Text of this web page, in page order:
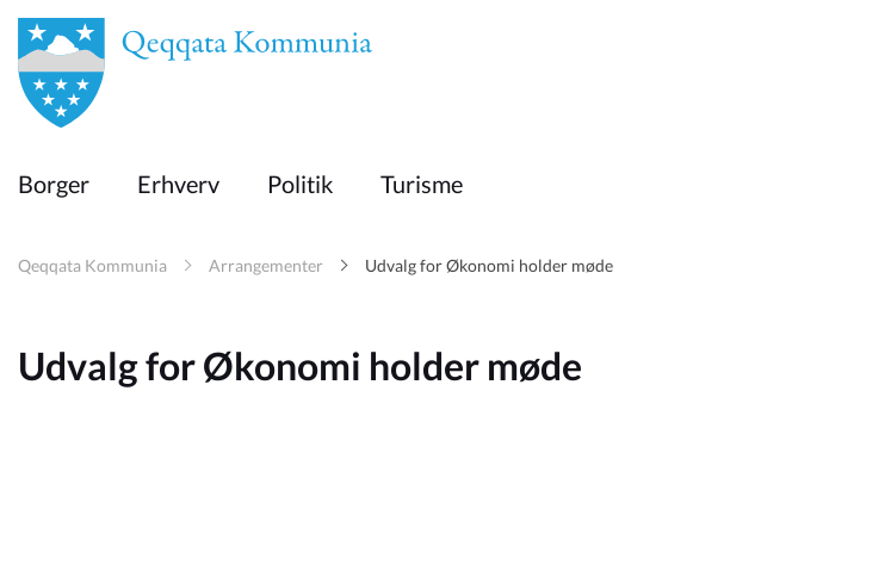
en
Borger
Erhverv
Politik
Turisme
Borger Erhverv Politik Turisme
Qeqqata Kommunia Arrangementer Udvalg for Økonomi holder møde
Udvalg for Økonomi holder møde